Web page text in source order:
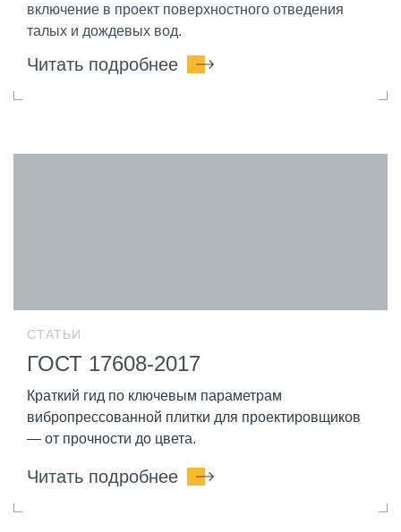
включение в проект поверхностного отведения
талых и дождевых вод.
Читать подробнее
СТАТЬИ
ГОСТ 17608-2017
Краткий гид по ключевым параметрам
вибропрессованной плитки для проектировщиков
— от прочности до цвета.
Читать подробнее